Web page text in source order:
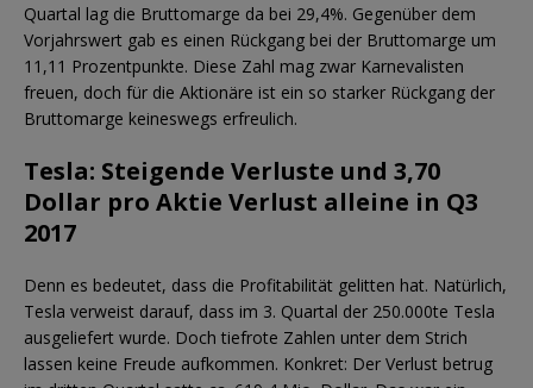
Quartal lag die Bruttomarge da bei 29,4%. Gegenüber dem
Vorjahrswert gab es einen Rückgang bei der Bruttomarge um
11,11 Prozentpunkte. Diese Zahl mag zwar Karnevalisten
freuen, doch für die Aktionäre ist ein so starker Rückgang der
Bruttomarge keineswegs erfreulich.
Tesla: Steigende Verluste und 3,70
Dollar pro Aktie Verlust alleine in Q3
2017
Denn es bedeutet, dass die Profitabilität gelitten hat. Natürlich,
Tesla verweist darauf, dass im 3. Quartal der 250.000te Tesla
ausgeliefert wurde. Doch tiefrote Zahlen unter dem Strich
lassen keine Freude aufkommen. Konkret: Der Verlust betrug